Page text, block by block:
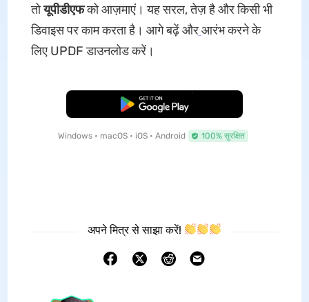
तोयूपीडीएफको आज़माएं। यह सरल, तेज़ है और किसी भी
डिवाइस पर काम करता है। आगे बढ़ें औरआरंभ करने के
लिए UPDF डाउनलोड करें।
मुफ्त डाउनलोड
Windows • macOS • iOS • Android 100% सुरक्षित
अपने मित्र से साझा करें!